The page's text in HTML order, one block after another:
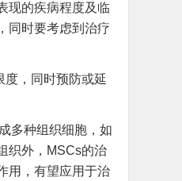
现的疾病程度及临
同时要考虑到治疗
度，同时预防或延
多种组织细胞，如
织外，MSCs的治
用，有望应用于治